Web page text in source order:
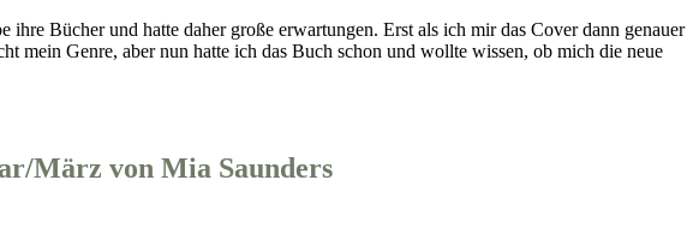
Bücher und hatte daher große erwartungen. Erst als ich mir das Cover dann genauer
mein Genre, aber nun hatte ich das Buch schon und wollte wissen, ob mich die neue
März von Mia Saunders